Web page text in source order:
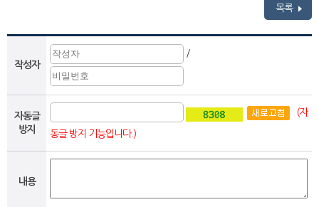
목록
작성자
/
자동글
방지
(자
동글 방지 기능입니다.)
내용